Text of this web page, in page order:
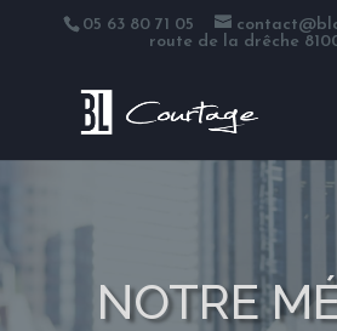
05 63 80 71 05
route de la drêche
NOTRE